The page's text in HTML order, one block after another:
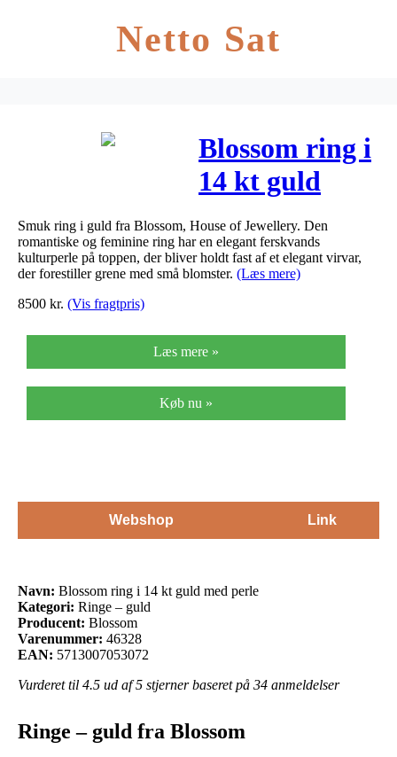
Netto Sat
Blossom ring i
14 kt guld
med perle
Smuk ring i guld fra Blossom, House of Jewellery. Den
romantiske og feminine ring har en elegant ferskvands
kulturperle på toppen, der bliver holdt fast af et elegant virvar,
der forestiller grene med små blomster. (Læs mere)
8500 kr. (Vis fragtpris)
Læs mere »
Køb nu »
Webshop Link
Navn: Blossom ring i 14 kt guld med perle
Kategori: Ringe – guld
Producent: Blossom
Varenummer: 46328
EAN: 5713007053072
Vurderet til 4.5 ud af 5 stjerner baseret på 34 anmeldelser
Ringe – guld fra Blossom